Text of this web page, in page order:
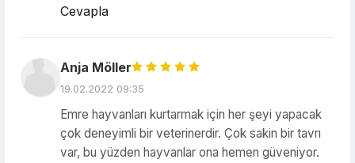
Cevapla
Anja Möller
19.02.2022 09:35
Emre hayvanları kurtarmak için her şeyi yapacak
çok deneyimli bir veterinerdir. Çok sakin bir tavrı
var, bu yüzden hayvanlar ona hemen güveniyor.